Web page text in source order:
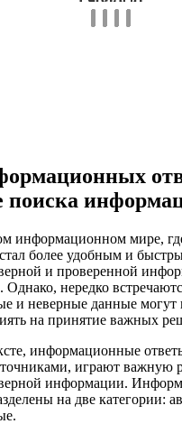
поиска
информационном мире,
более удобным и
и проверенной
нередко
и неверные данные
на принятие важных
информационные
играют важную
информации.
на две категории: